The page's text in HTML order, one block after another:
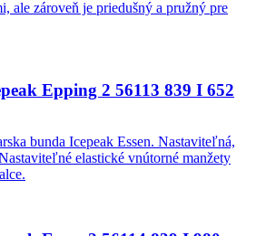
Epping 2 56113 839 I 652